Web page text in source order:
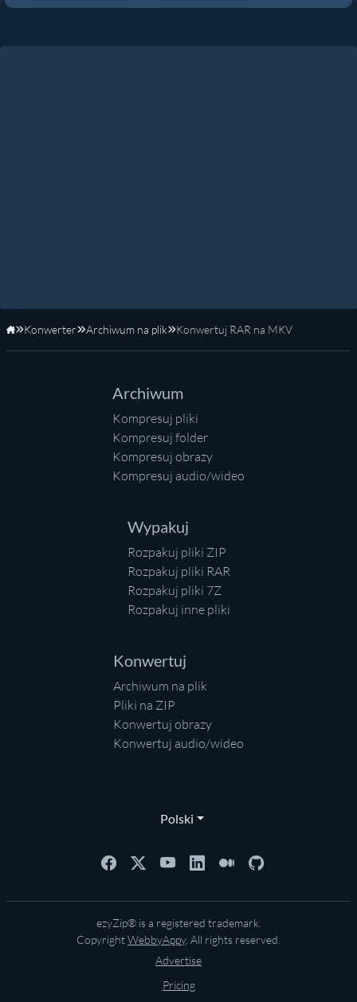
Strona główna
Konwerter Archiwum na plik Konwertuj RAR na MKV
Archiwum
Kompresuj pliki
Kompresuj folder
Kompresuj obrazy
Kompresuj audio/wideo
Wypakuj
Rozpakuj pliki ZIP
Rozpakuj pliki RAR
Rozpakuj pliki 7Z
Rozpakuj inne pliki
Konwertuj
Archiwum na plik
Pliki na ZIP
Konwertuj obrazy
Konwertuj audio/wideo
Polski
ezyZip® is a registered trademark.
CopyrightWebbyAppy. All rights reserved.
Advertise
Pricing